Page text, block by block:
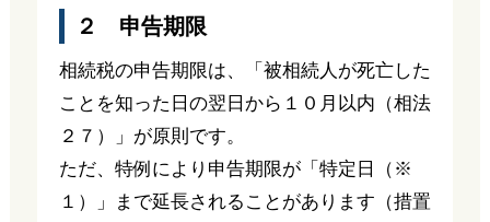
２ 申告期限
相続税の申告期限は、「被相続人が死亡した
ことを知った日の翌日から１０月以内（相法
２７）」が原則です。
ただ、特例により申告期限が「特定日（※
１）」まで延長されることがあります（措置